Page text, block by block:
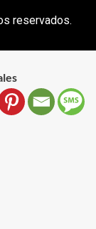
reservados.